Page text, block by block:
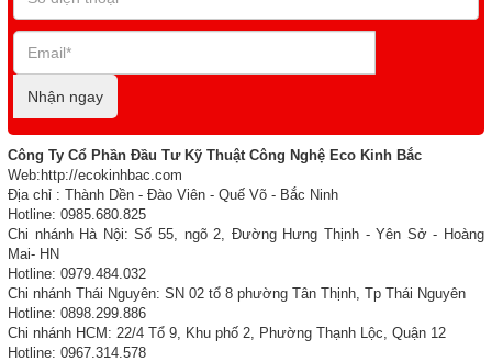
Nhận ngay
Công Ty Cổ Phần Đầu Tư Kỹ Thuật Công Nghệ Eco Kinh Bắc
Web:http://ecokinhbac.com
Địa chỉ : Thành Dền - Đào Viên - Quế Võ - Bắc Ninh
Hotline: 0985.680.825
Chi nhánh Hà Nội: Số 55, ngõ 2, Đường Hưng Thịnh - Yên Sở - Hoàng
Mai- HN
Hotline: 0979.484.032
Chi nhánh Thái Nguyên: SN 02 tổ 8 phường Tân Thịnh, Tp Thái Nguyên
Hotline: 0898.299.886
Chi nhánh HCM: 22/4 Tổ 9, Khu phố 2, Phường Thạnh Lộc, Quận 12
Hotline: 0967.314.578